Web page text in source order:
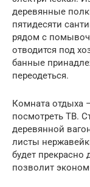
деревянные
пятидесяти
рядом с
отводится под
банные
переодеться.
Комната отдыха
посмотреть ТВ.
деревянной
листы
будет прекрасно
позволит